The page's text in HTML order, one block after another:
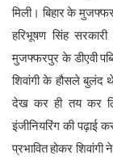
मिली। बिहार के
हरिभूषण सिंह
मुजफ्फरपुर के डीएवी
शिवांगी के हौसले
देख कर ही तय कर
इंजीनियरिंग की
प्रभावित होकर